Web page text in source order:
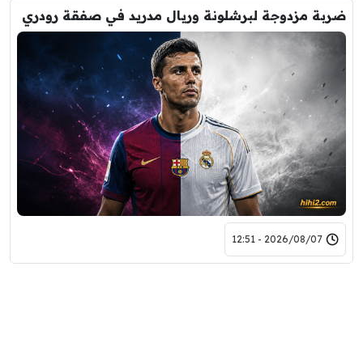
ضربة مزدوجة لبرشلونة وريال مدريد في صفقة رودري
2026/08/07 - 12:51